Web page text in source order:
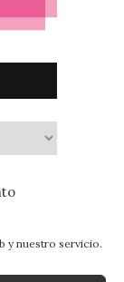
y nuestro servicio.